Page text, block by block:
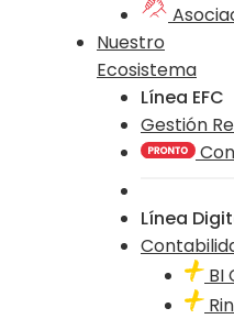
Nuestro
Ecosistema
Línea EFC
Gestión
Línea
BI